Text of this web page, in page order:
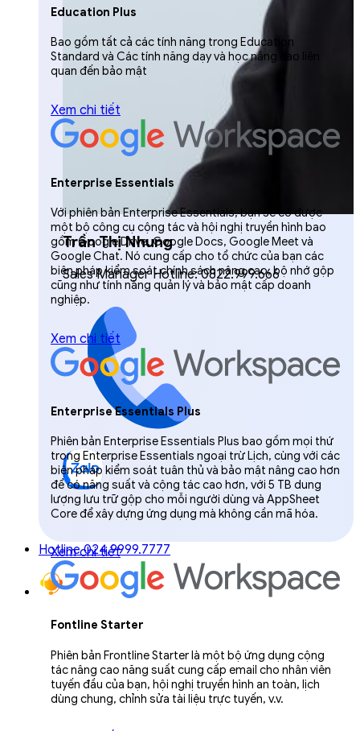
Trần Thị Nhung
Sales Manager Hotline: 0822.999.666
Hotline 024.9999.7777
Education Plus
Bao gồm tất cả các tính năng trong Education
Standard và Các tính năng dạy và học nâng cao liên
quan đến bảo mật
Xem chi tiết
Enterprise Essentials
Với phiên bản Enterprise Essentials, bạn sẽ có được
một bộ công cụ cộng tác và hội nghị truyền hình bao
gồm Google Drive, Google Docs, Google Meet và
Google Chat. Nó cung cấp cho tổ chức của bạn các
biện pháp kiểm soát chính sách nâng cao, bộ nhớ gộp
cũng như tính năng quản lý và bảo mật cấp doanh
nghiệp.
Xem chi tiết
Enterprise Essentials Plus
Phiên bản Enterprise Essentials Plus bao gồm mọi thứ
trong Enterprise Essentials ngoại trừ Lịch, cùng với các
biện pháp kiểm soát tuân thủ và bảo mật nâng cao hơn
để có năng suất và cộng tác cao hơn, với 5 TB dung
lượng lưu trữ gộp cho mỗi người dùng và AppSheet
Core để xây dựng ứng dụng mà không cần mã hóa.
Xem chi tiết
Fontline Starter
Phiên bản Frontline Starter là một bộ ứng dụng cộng
tác nâng cao năng suất cung cấp email cho nhân viên
tuyến đầu của bạn, hội nghị truyền hình an toàn, lịch
dùng chung, chỉnh sửa tài liệu trực tuyến, v.v.